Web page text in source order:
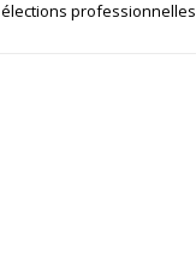
élections professionnelles